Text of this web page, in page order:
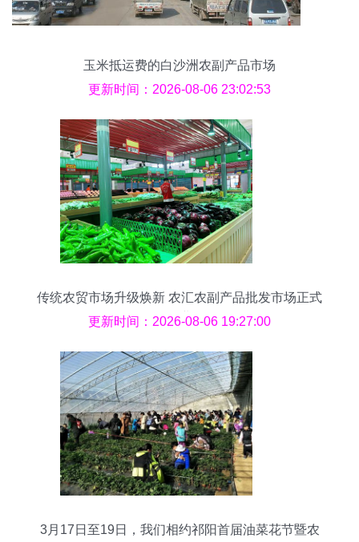
玉米抵运费的白沙洲农副产品市场
更新时间：2026-08-06 23:02:53
传统农贸市场升级焕新 农汇农副产品批发市场正式
开业
更新时间：2026-08-06 19:27:00
3月17日至19日，我们相约祁阳首届油菜花节暨农